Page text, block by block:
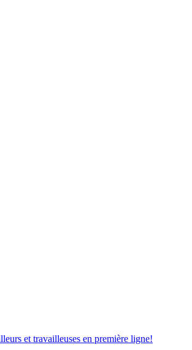
et travailleuses en première ligne!